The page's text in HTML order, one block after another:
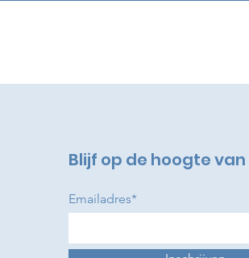
Blijf op de hoogte
Emailadres*